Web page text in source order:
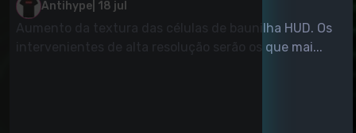
Antihype 18 jul
Aumento da textura das células de baunilha HUD. Os
intervenientes de alta resolução serão os que mai...